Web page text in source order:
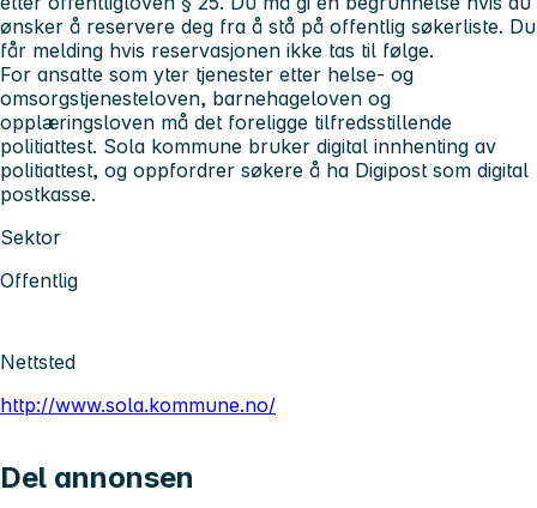
ønsker å reservere deg fra å stå på offentlig søkerliste. Du
får melding hvis reservasjonen ikke tas til følge.
For ansatte som yter tjenester etter helse- og
omsorgstjenesteloven, barnehageloven og
opplæringsloven må det foreligge tilfredsstillende
politiattest. Sola kommune bruker digital innhenting av
politiattest, og oppfordrer søkere å ha Digipost som digital
postkasse.
Sektor
Offentlig
Nettsted
http://www.sola.kommune.no/
Del annonsen